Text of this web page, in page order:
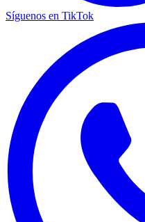
Síguenos en TikTok